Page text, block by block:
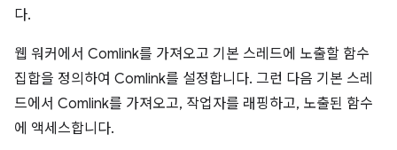
다.
웹 워커에서 Comlink를 가져오고 기본 스레드에 노출할 함수
집합을 정의하여 Comlink를 설정합니다. 그런 다음 기본 스레
드에서 Comlink를 가져오고, 작업자를 래핑하고, 노출된 함수
에 액세스합니다.